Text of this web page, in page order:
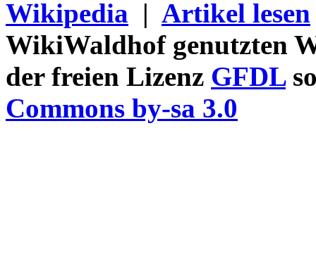
Wikipedia | Artikel lesen
WikiWaldhof genutzten
der freien Lizenz GFDL
Commons by-sa 3.0